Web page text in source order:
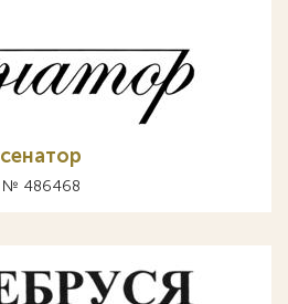
сенатор
№ 486468